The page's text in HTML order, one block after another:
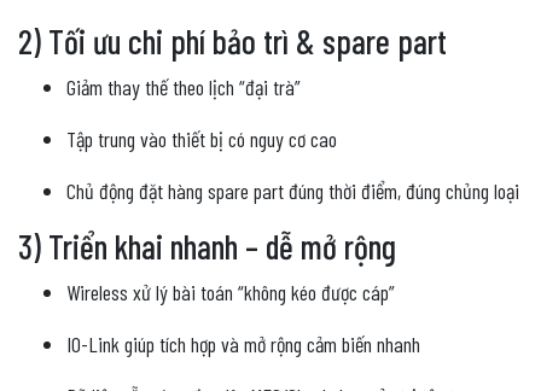
2) Tối ưu chi phí bảo trì & spare part
Giảm thay thế theo lịch “đại trà”
Tập trung vào thiết bị có nguy cơ cao
Chủ động đặt hàng spare part đúng thời điểm, đúng chủng loại
3) Triển khai nhanh – dễ mở rộng
Wireless xử lý bài toán “không kéo được cáp”
IO-Link giúp tích hợp và mở rộng cảm biến nhanh